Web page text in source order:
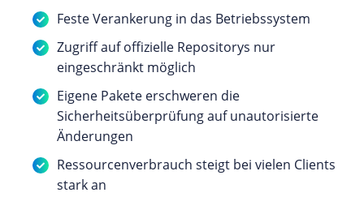
Feste Verankerung in das Betriebssystem
Zugriff auf offizielle Repositorys nur
eingeschränkt möglich
Eigene Pakete erschweren die
Sicherheitsüberprüfung auf unautorisierte
Änderungen
Ressourcenverbrauch steigt bei vielen Clients
stark an